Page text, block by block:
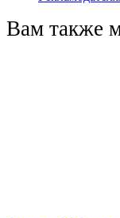
Вам также